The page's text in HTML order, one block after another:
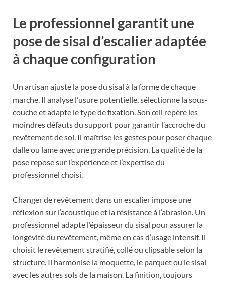
Le professionnel garantit une
pose de sisal d’escalier adaptée
à chaque configuration
Un artisan ajuste la pose du sisal à la forme de chaque
marche. Il analyse l’usure potentielle, sélectionne la sous-
couche et adapte le type de fixation. Son œil repère les
moindres défauts du support pour garantir l’accroche du
revêtement de sol. Il maîtrise les gestes pour poser chaque
dalle ou lame avec une grande précision. La qualité de la
pose repose sur l’expérience et l’expertise du
professionnel choisi.
Changer de revêtement dans un escalier impose une
réflexion sur l’acoustique et la résistance à l’abrasion. Un
professionnel adapte l’épaisseur du sisal pour assurer la
longévité du revêtement, même en cas d’usage intensif. Il
choisit le revêtement stratifié, collé ou clipsable selon la
structure. Il harmonise la moquette, le parquet ou le sisal
avec les autres sols de la maison. La finition, toujours